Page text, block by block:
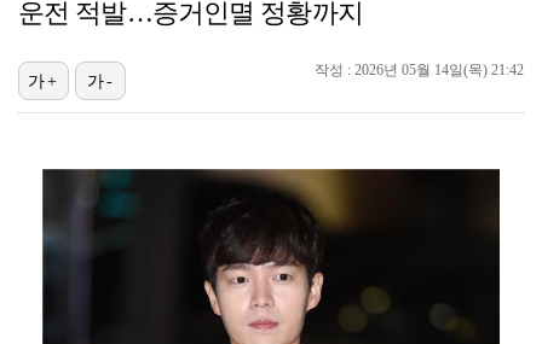
김지원, 어린이병원에 1억원 쾌척 "'닥터X' 촬영 중…
기록적인 폭염에 멈췄던 KBO, 11일부터 순위 경쟁 …
운전 적발…증거인멸 정황까지
작성 : 2026년 05월 14일(목) 21:42
가+ 가-